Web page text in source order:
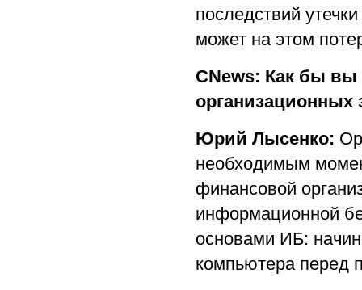
последствий
может на этом
CNews: Как бы вы
организационных
Юрий Лысенко:
необходимым
финансовой
информационной
основами ИБ:
компьютера перед